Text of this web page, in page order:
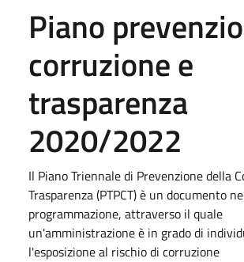
Piano
corruzione e
trasparenza
2020/2022
Il Piano Triennale di Prevenzione della
Trasparenza (PTPCT) è un documento
programmazione, attraverso il quale
un'amministrazione è in grado di
l'esposizione al rischio di corruzione